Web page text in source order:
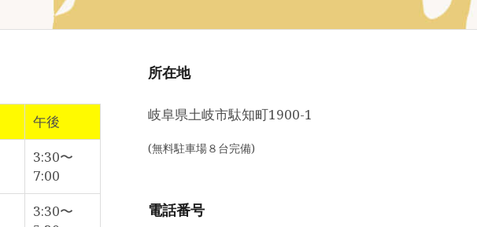
午後
3:30〜
7:00
3:30〜
所在地
岐阜県土岐市駄知町1900-1
(無料駐車場８台完備)
電話番号